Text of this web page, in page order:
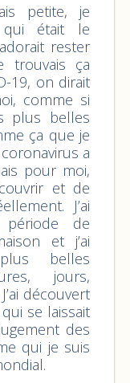
petite, je
qui était le
rester
trouvais ça
19, on dirait
comme si
plus belles
ça que je
a
pour moi,
et de
J’ai
de
et j’ai
belles
jours,
découvert
se laissait
des
qui je suis